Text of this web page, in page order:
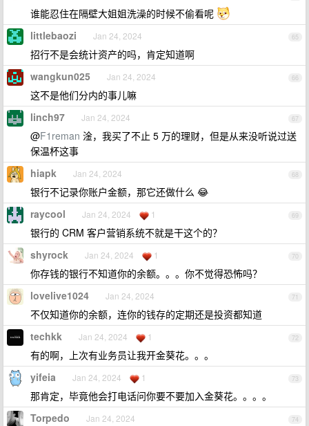
谁能忍住在隔壁大姐姐洗澡的时候不偷看呢
65
littlebaozi Jan 24, 2024
招行不是会统计资产的吗，肯定知道啊
66
wangkun025 Jan 24, 2024
这不是他们分内的事儿嘛
67
linch97 Jan 24, 2024
@F1reman 淦，我买了不止 5 万的理财，但是从来没听说过送
保温杯这事
68
hiapk Jan 24, 2024
银行不记录你账户金额，那它还做什么 😂
69
raycool Jan 24, 2024 1
银行的 CRM 客户营销系统不就是干这个的？
70
shyrock Jan 24, 2024 1
你存钱的银行不知道你的余额。。。你不觉得恐怖吗？
71
lovelive1024 Jan 24, 2024
不仅知道你的余额，连你的钱存的定期还是投资都知道
72
techkk Jan 24, 2024 1
有的啊，上次有业务员让我开金葵花。。。
73
yifeia Jan 24, 2024 1
那肯定，毕竟他会打电话问你要不要加入金葵花。。。。
74
Torpedo Jan 24, 2024